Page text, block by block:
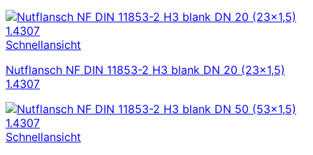
Schnellansicht
Nutflansch NF DIN 11853-2 H3 blank DN 20 (23×1,5)
1.4307
Schnellansicht